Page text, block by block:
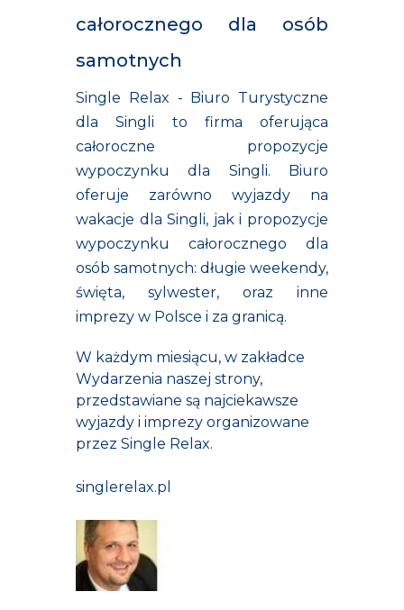
całorocznego dla osób
samotnych
Single Relax - Biuro Turystyczne
dla Singli to firma oferująca
całoroczne propozycje
wypoczynku dla Singli. Biuro
oferuje zarówno wyjazdy na
wakacje dla Singli, jak i propozycje
wypoczynku całorocznego dla
osób samotnych: długie weekendy,
święta, sylwester, oraz inne
imprezy w Polsce i za granicą.
W każdym miesiącu, w zakładce
Wydarzenia naszej strony,
przedstawiane są najciekawsze
wyjazdy i imprezy organizowane
przez Single Relax.
singlerelax.pl